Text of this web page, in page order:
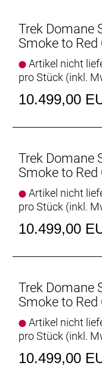
Vielseitige
Ausgestattet ist
breiten Reifen,
mm-Reifen
leichtem Schotter
Interne
Ganztagestouren
Raffinierte
Das Domane mit
Zug-/
Geschlecht: Uni
Rahmen: 800
integriertes
Flat Mount-
Trek Domane
Smoke to Red
Artikel nicht
pro Stück (inkl.
10.499,00
Trek Domane
Smoke to Red
Artikel nicht
pro Stück (inkl.
10.499,00
Trek Domane
Smoke to Red
Artikel nicht
pro Stück (inkl.
10.499,00